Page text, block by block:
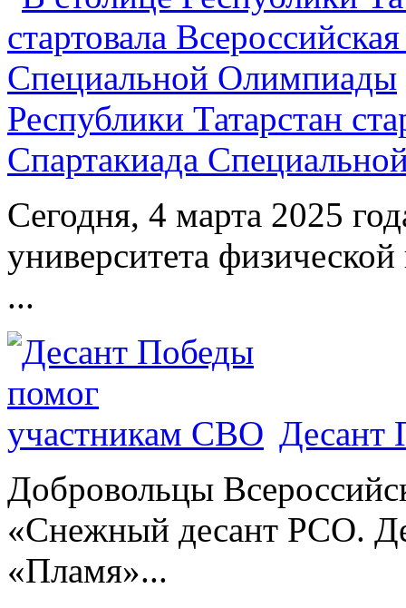
Республики Татарстан
Спартакиада
Сегодня, 4 марта 2025
университета
...
Десант
Добровольцы
«Снежный десант РСО.
«Пламя»...